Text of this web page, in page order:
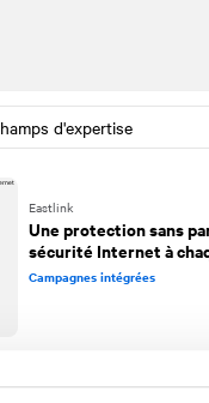
Eastlink
Une protection sans
sécurité Internet à
Campagnes intégrées